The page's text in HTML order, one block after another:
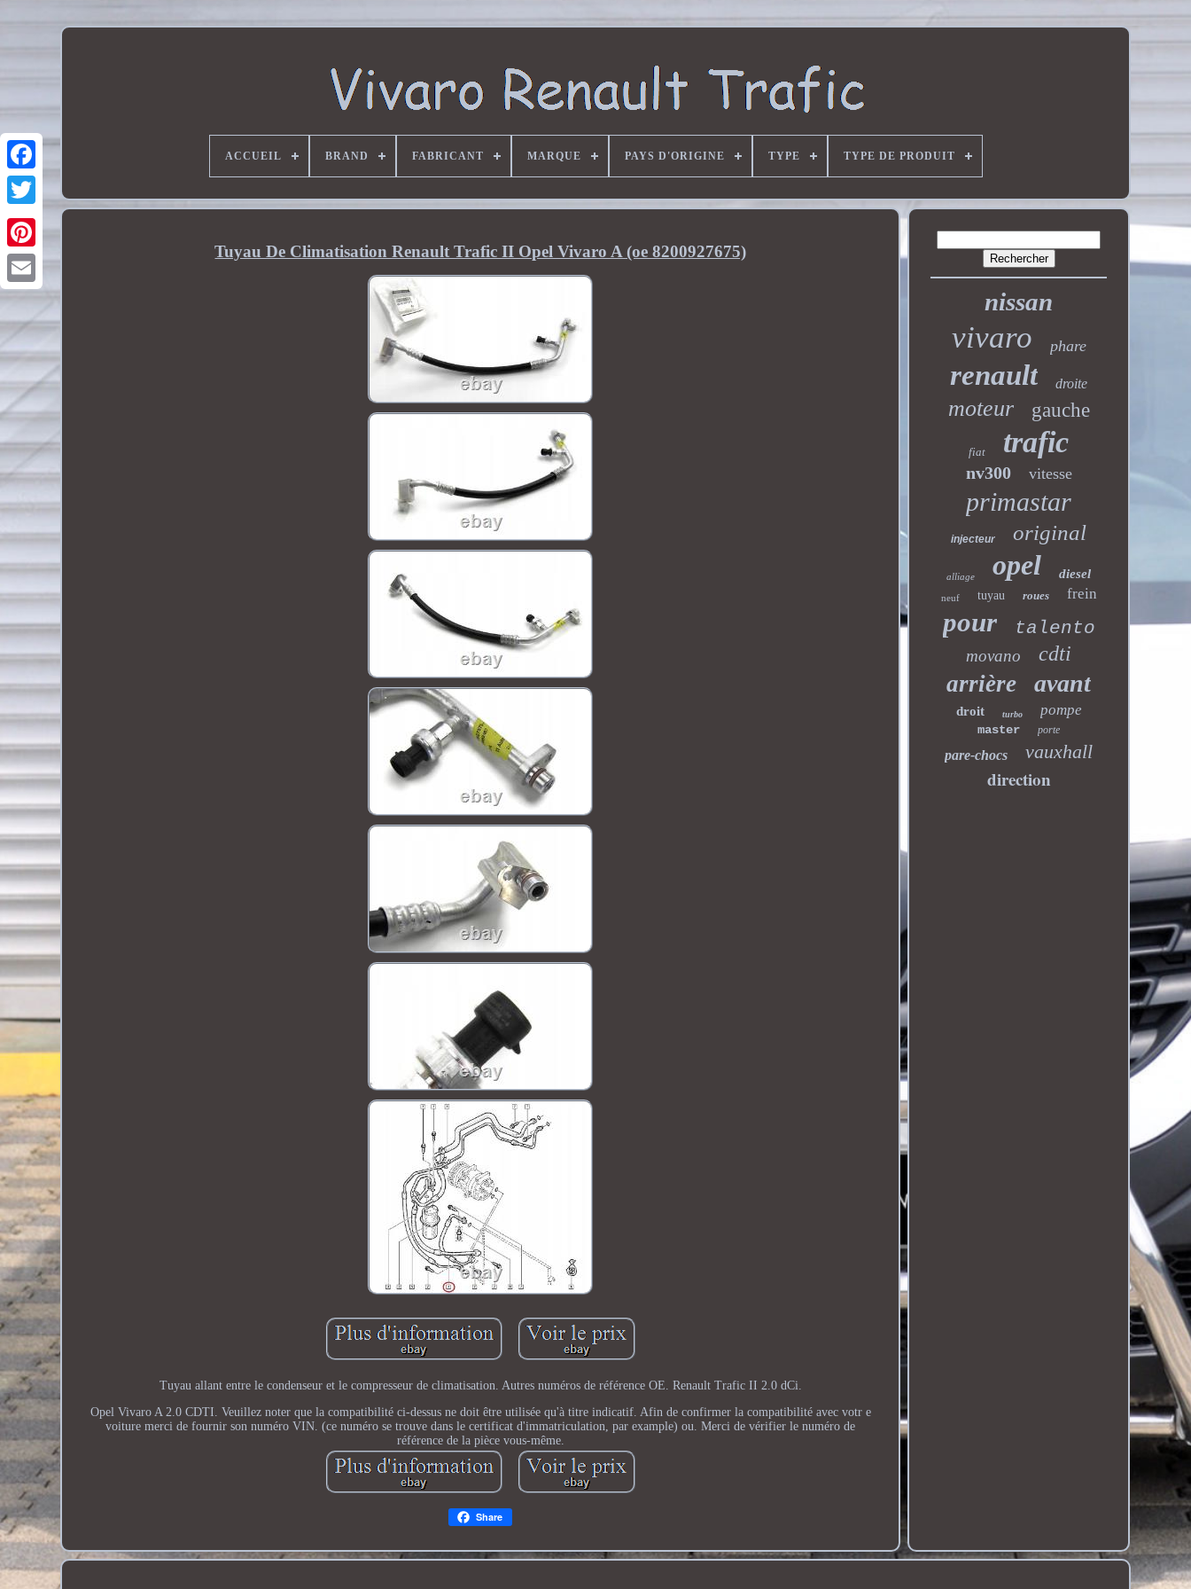
ACCUEIL BRAND FABRICANT MARQUE PAYS D'ORIGINE TYPE TYPE DE PRODUIT
Tuyau De Climatisation Renault Trafic II Opel Vivaro A (oe 8200927675)
Tuyau allant entre le condenseur et le compresseur de climatisation. Autres numéros de référence OE. Renault Trafic II 2.0 dCi.
Opel Vivaro A 2.0 CDTI. Veuillez noter que la compatibilité ci-dessus ne doit être utilisée qu'à titre indicatif. Afin de confirmer la compatibilité avec votr e
voiture merci de fournir son numéro VIN. (ce numéro se trouve dans le certificat d'immatriculation, par example) ou. Merci de vérifier le numéro de
référence de la pièce vous-même.
Share
nissan
vivaro phare
renault droite
moteur gauche
fiat trafic
nv300 vitesse
primastar
injecteur original
alliage opel diesel
neuf tuyau roues frein
pour talento
movano cdti
arrière avant
droit turbo pompe
master porte
pare-chocs vauxhall
direction